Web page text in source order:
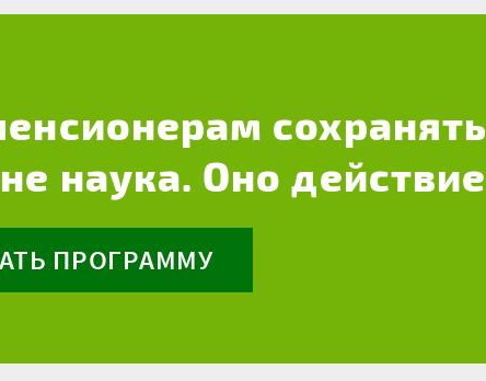
сохранять
наука. Оно действие
ПРОГРАММУ